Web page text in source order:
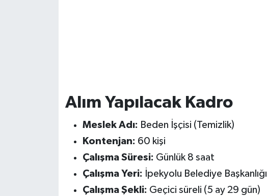
Alım Yapılacak Kadro
Meslek Adı: Beden İşçisi (Temizlik)
Kontenjan: 60 kişi
Çalışma Süresi: Günlük 8 saat
Çalışma Yeri: İpekyolu Belediye Başkanlığı
Çalışma Şekli: Geçici süreli (5 ay 29 gün)